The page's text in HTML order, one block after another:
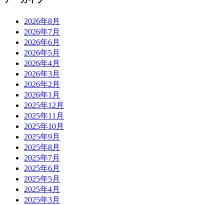
2026年8月
2026年7月
2026年6月
2026年5月
2026年4月
2026年3月
2026年2月
2026年1月
2025年12月
2025年11月
2025年10月
2025年9月
2025年8月
2025年7月
2025年6月
2025年5月
2025年4月
2025年3月